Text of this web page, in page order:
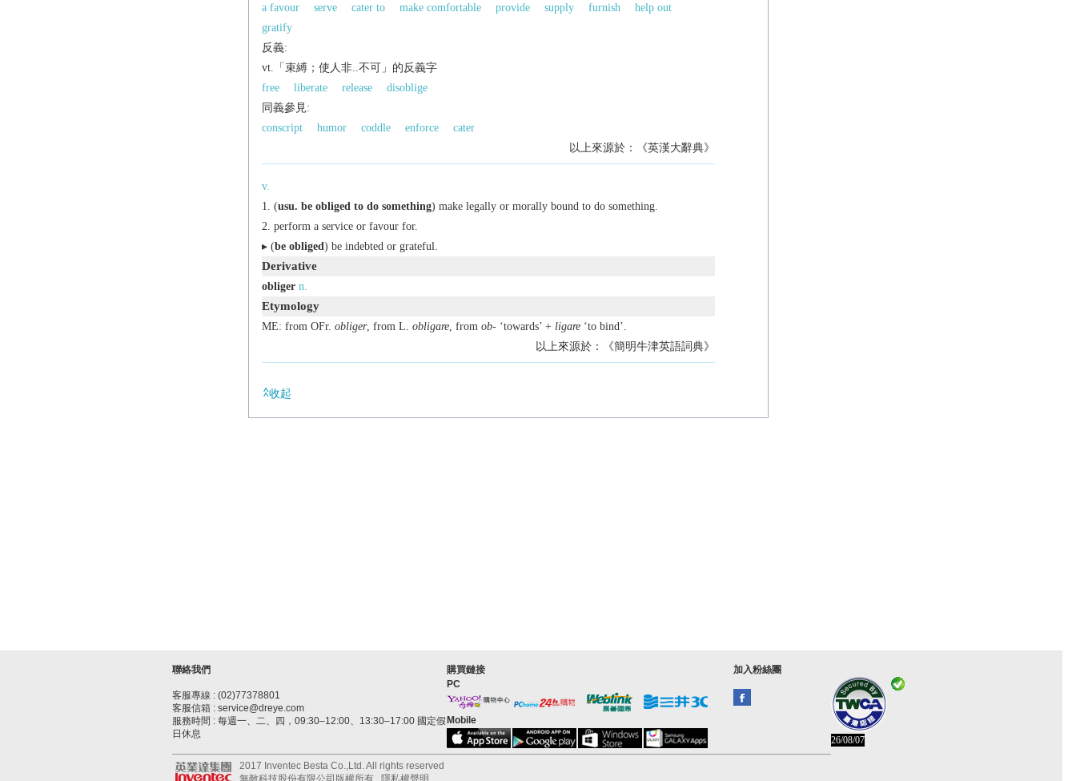
a favour
serve cater to make comfortable provide supply furnish
help out
gratify
反義:
vt.「束縛；使人非..不可」的反義字
free
liberate release
disoblige
同義參見:
conscript
humor coddle enforce
cater
以上來源於：《英漢大辭典》
v.
(usu. be obliged to do something) make legally or morally bound to do something.
perform a service or favour for.
▸ (be obliged ) be indebted or grateful.
Derivative
obliger n.
Etymology
ME: from OFr. obliger, from L. obligare, from ob-‘towards’ + ligare‘to bind’.
以上來源於：《簡明牛津英語詞典》
收起
聯絡我們
客服專線 : (02)77378801
客服信箱 : service@dreye.com
服務時間 : 每週一、二、四，09:30–12:00、13:30–17:00 國定假
日休息
購買鏈接
PC
Mobile
加入粉絲團
26/08/07
2017 Inventec Besta Co.,Ltd. All rights reserved
無敵科技股份有限公司版權所有
隱私權聲明